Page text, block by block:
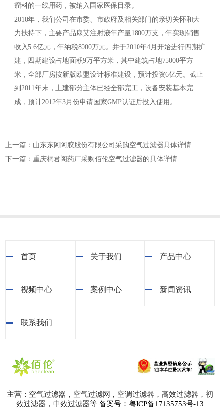
瘤科的一线用药，被纳入国家医保目录。
2010年，我们公司在市委、市政府及相关部门的亲切关怀和大
力扶持下，主要产品康艾注射液年产量1800万支，年实现销售
收入5.6亿元，年纳税8000万元。并于2010年4月开始进行四期扩
建，四期建设占地面积9万平方米，其中建筑占地75000平方
米，全部厂房按新版欧盟设计标准建设，预计投资6亿元。截止
到2011年末，土建部分主体已经全部完工，设备安装基本完
成，预计2012年3月份申请国家GMP认证后投入使用。
上一篇：山东东阿阿胶股份有限公司采购空气过滤器具体详情
下一篇：重庆桐君阁药厂采购佰伦空气过滤器的具体详情
首页 关于我们 产品中心
视频中心 案例中心 新闻资讯
联系我们
主营：空气过滤器，空气过滤网，空调过滤器，高效过滤器，初
效过滤器，中效过滤器等 备案号：粤ICP备17135753号-13